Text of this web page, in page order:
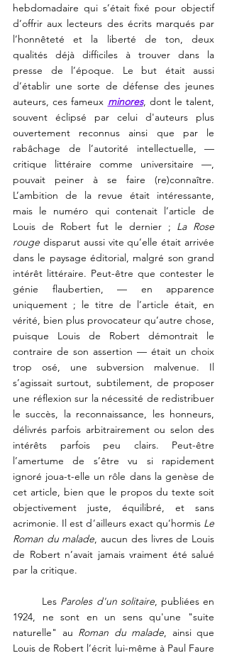
hebdomadaire qui s’était fixé pour objectif
d’offrir aux lecteurs des écrits marqués par
l’honnêteté et la liberté de ton, deux
qualités déjà difficiles à trouver dans la
presse de l’époque. Le but était aussi
d’établir une sorte de défense des jeunes
auteurs, ces fameux minores, dont le talent,
souvent éclipsé par celui d'auteurs plus
ouvertement reconnus ainsi que par le
rabâchage de l’autorité intellectuelle, —
critique littéraire comme universitaire —,
pouvait peiner à se faire (re)connaître.
L’ambition de la revue était intéressante,
mais le numéro qui contenait l’article de
Louis de Robert fut le dernier ; La Rose
rouge disparut aussi vite qu’elle était arrivée
dans le paysage éditorial, malgré son grand
intérêt littéraire. Peut-être que contester le
génie flaubertien, — en apparence
uniquement ; le titre de l’article était, en
vérité, bien plus provocateur qu’autre chose,
puisque Louis de Robert démontrait le
contraire de son assertion — était un choix
trop osé, une subversion malvenue. Il
s’agissait surtout, subtilement, de proposer
une réflexion sur la nécessité de redistribuer
le succès, la reconnaissance, les honneurs,
délivrés parfois arbitrairement ou selon des
intérêts parfois peu clairs. Peut-être
l’amertume de s’être vu si rapidement
ignoré joua-t-elle un rôle dans la genèse de
cet article, bien que le propos du texte soit
objectivement juste, équilibré, et sans
acrimonie. Il est d’ailleurs exact qu’hormis Le
Roman du malade, aucun des livres de Louis
de Robert n’avait jamais vraiment été salué
par la critique.
	Les
Paroles d'un solitaire, publiées en
1924, ne sont en un sens qu'une "suite
naturelle" au Roman du malade, ainsi que
Louis de Robert l’écrit lui-même à Paul Faure